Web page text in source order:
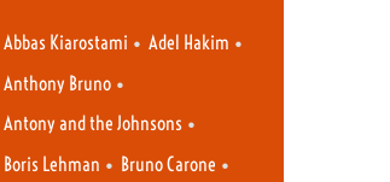
Abbas Kiarostami • Adel Hakim •
Anthony Bruno •
Antony and the Johnsons •
Boris Lehman • Bruno Carone •